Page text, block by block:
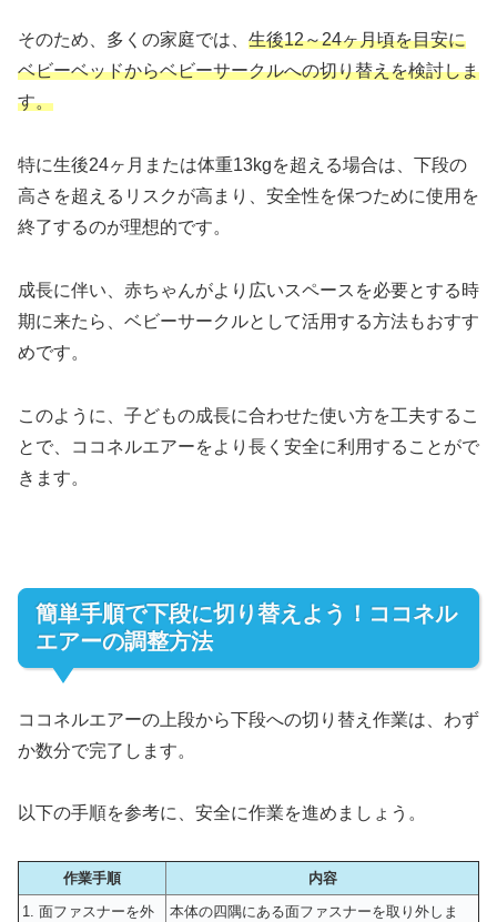
そのため、多くの家庭では、 生後12～24ヶ月頃を目安に
ベビーベッドからベビーサークルへの切り替えを検討しま
す。
特に生後24ヶ月または体重13kgを超える場合は、下段の
高さを超えるリスクが高まり、安全性を保つために使用を
終了するのが理想的です。
成長に伴い、赤ちゃんがより広いスペースを必要とする時
期に来たら、ベビーサークルとして活用する方法もおすす
めです。
このように、子どもの成長に合わせた使い方を工夫するこ
とで、ココネルエアーをより長く安全に利用することがで
きます。
簡単手順で下段に切り替えよう！ココネル
エアーの調整方法
ココネルエアーの上段から下段への切り替え作業は、わず
か数分で完了します。
以下の手順を参考に、安全に作業を進めましょう。
作業手順
内容
1. 面ファスナーを外
本体の四隅にある面ファスナーを取り外しま